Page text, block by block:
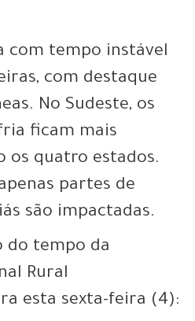
com tempo instável
com destaque
No Sudeste, os
ficam mais
os quatro estados.
partes de
são impactadas.
do tempo da
Rural
esta sexta-feira (4):